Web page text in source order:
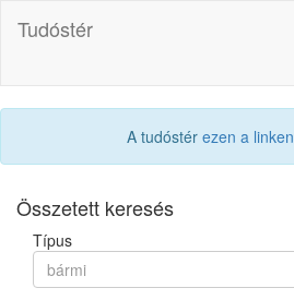
Tudóstér
A tudóstér ezen a linken
Összetett keresés
Típus
bármi